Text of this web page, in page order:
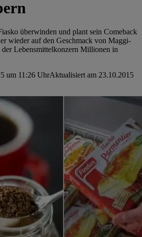
überwinden und plant sein Comeback
wieder auf den Geschmack von Maggi-
Lebensmittelkonzern Millionen in
um 11:26 UhrAktualisiert am 23.10.2015